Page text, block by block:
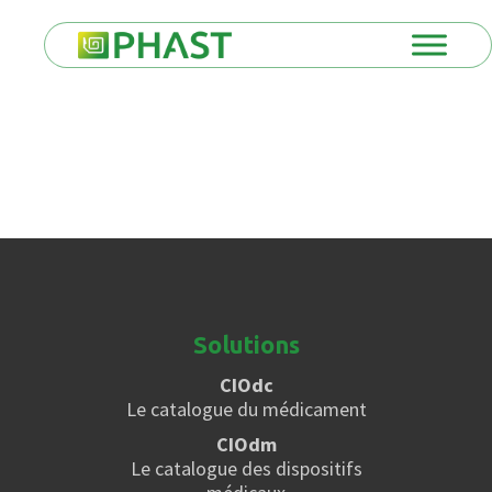
Solutions
CIOdc
Le catalogue du médicament
CIOdm
Le catalogue des dispositifs